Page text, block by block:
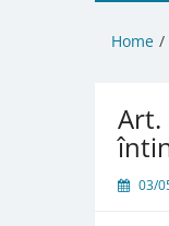
Home
Art.
03/